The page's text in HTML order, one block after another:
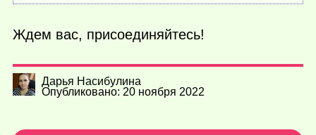
Ждем вас, присоединяйтесь!
Дарья Насибулина
Опубликовано: 20 ноября 2022